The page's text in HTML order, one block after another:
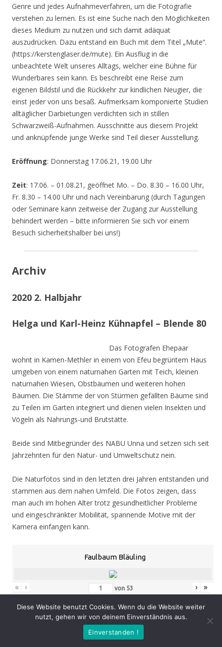
Genre und jedes Aufnahmeverfahren, um die Fotografie
verstehen zu lernen. Es ist eine Suche nach den Möglichkeiten
dieses Medium zu nutzen und sich damit adäquat
auszudrücken. Dazu entstand ein Buch mit dem Titel „Mute“.
(https://kerstenglaser.de/mute). Ein Ausflug in die
unbeachtete Welt unseres Alltags, welcher eine Bühne für
Wunderbares sein kann. Es beschreibt eine Reise zum
eigenen Bildstil und die Rückkehr zur kindlichen Neugier, die
einst jeder von uns besaß. Aufmerksam komponierte Studien
alltäglicher Darbietungen verdichten sich in stillen
Schwarzweiß-Aufnahmen. Ausschnitte aus diesem Projekt
und anknüpfende junge Werke sind Teil dieser Ausstellung.
Eröffnung: Donnerstag 17.06.21, 19.00 Uhr
Zeit: 17.06. – 01.08.21, geöffnet Mo. – Do. 8.30 – 16.00 Uhr,
Fr. 8.30 – 14.00 Uhr und nach Vereinbarung (durch Tagungen
oder Seminare kann zeitweise der Zugang zur Ausstellung
behindert werden – bitte informieren Sie sich vor einem
Besuch sicherheitshalber bei uns!)
Archiv
2020 2. Halbjahr
Helga und Karl-Heinz Kühnapfel – Blende 80
Das Fotografen Ehepaar
wohnt in Kamen-Methler in einem von Efeu begrüntem Haus
umgeben von einem naturnahen Garten mit Teich, kleinen
naturnahen Wiesen, Obstbäumen und weiteren hohen
Bäumen. Die Stämme der von Stürmen gefällten Bäume sind
zu Teilen im Garten integriert und dienen vielen Insekten und
Vögeln als Nahrungs-und Brutstätte.
Beide sind Mitbegründer des NABU Unna und setzen sich seit
Jahrzehnten für den Natur- und Umweltschutz nein.
Die Naturfotos sind in den letzten drei Jahren entstanden und
stammen aus dem nahen Umfeld. Die Fotos zeigen, dass
man auch im hohen Alter trotz gesundheitlicher Probleme
und eingeschränkter Mobilität, spannende Motive mit der
Kamera einfangen kann.
Faulbaum Bläuling
« ‹ von 53 › »
: Donnerstag 05.11.20, 19.00 Uhr
: 05.11. – 07.02.21, geöffnet Mo. – Do. 8.30 – 16.00 Uhr,
Diese Website benutzt Cookies. Wenn du die Website weiter
nutzt, gehen wir von deinem Einverständnis aus.
Einverstanden !